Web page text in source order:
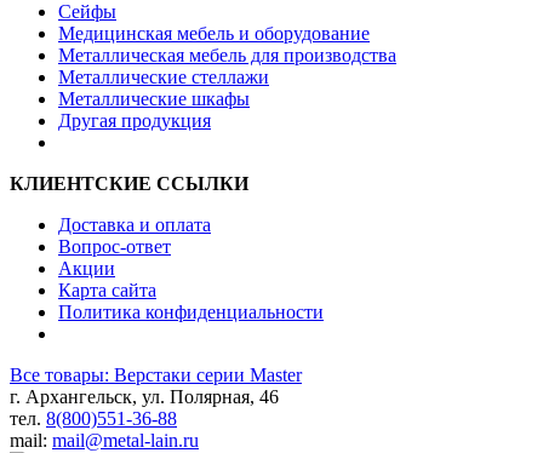
Сейфы
Медицинская мебель и оборудование
Металлическая мебель для производства
Металлические стеллажи
Металлические шкафы
Другая продукция
КЛИЕНТСКИЕ ССЫЛКИ
Доставка и оплата
Вопрос-ответ
Акции
Карта сайта
Политика конфиденциальности
Все товары: Верстаки серии Master
г. Архангельск, ул. Полярная, 46
тел. 8(800)551-36-88
mail: mail@metal-lain.ru